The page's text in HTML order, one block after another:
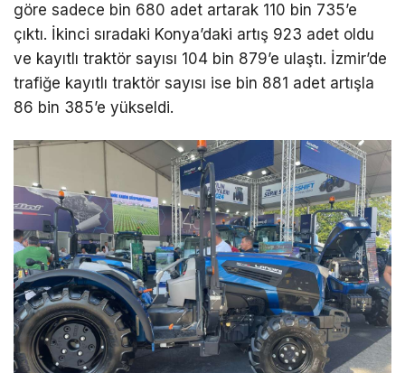
göre sadece bin 680 adet artarak 110 bin 735’e
çıktı. İkinci sıradaki Konya’daki artış 923 adet oldu
ve kayıtlı traktör sayısı 104 bin 879’e ulaştı. İzmir’de
trafiğe kayıtlı traktör sayısı ise bin 881 adet artışla
86 bin 385’e yükseldi.